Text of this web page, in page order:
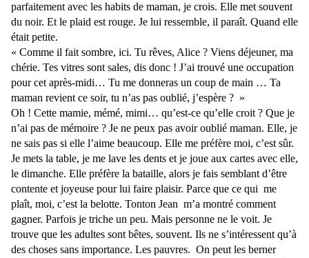
parfaitement avec les habits de maman, je crois. Elle met souvent
du noir. Et le plaid est rouge. Je lui ressemble, il paraît. Quand elle
était petite.
« Comme il fait sombre, ici. Tu rêves, Alice ? Viens déjeuner, ma
chérie. Tes vitres sont sales, dis donc ! J’ai trouvé une occupation
pour cet après-midi… Tu me donneras un coup de main … Ta
maman revient ce soir, tu n’as pas oublié, j’espère ? »
Oh ! Cette mamie, mémé, mimi… qu’est-ce qu’elle croit ? Que je
n’ai pas de mémoire ? Je ne peux pas avoir oublié maman. Elle, je
ne sais pas si elle l’aime beaucoup. Elle me préfère moi, c’est sûr.
Je mets la table, je me lave les dents et je joue aux cartes avec elle,
le dimanche. Elle préfère la bataille, alors je fais semblant d’être
contente et joyeuse pour lui faire plaisir. Parce que ce qui me
plaît, moi, c’est la belotte. Tonton Jean m’a montré comment
gagner. Parfois je triche un peu. Mais personne ne le voit. Je
trouve que les adultes sont bêtes, souvent. Ils ne s’intéressent qu’à
des choses sans importance. Les pauvres. On peut les berner